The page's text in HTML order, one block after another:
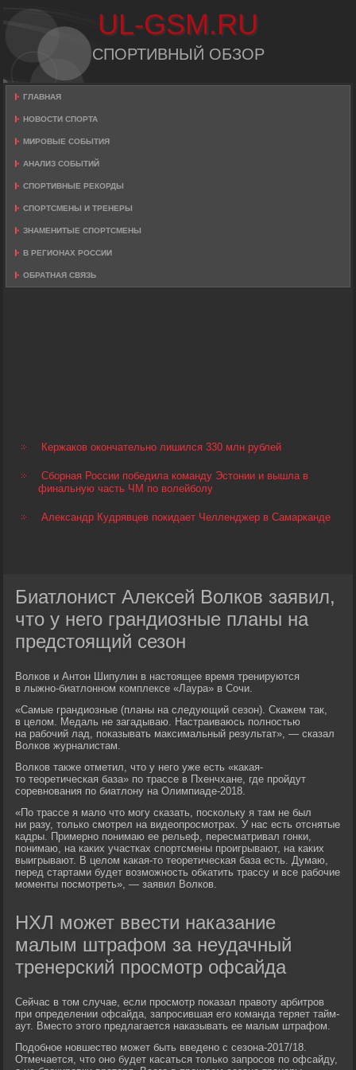
UL-GSM.RU
СПОРТИВНЫЙ ОБЗОР
ГЛАВНАЯ
НОВОСТИ СПОРТА
МИРОВЫЕ СОБЫТИЯ
АНАЛИЗ СОБЫТИЙ
СПОРТИВНЫЕ РЕКОРДЫ
СПОРТСМЕНЫ И ТРЕНЕРЫ
ЗНАМЕНИТЫЕ СПОРТСМЕНЫ
В РЕГИОНАХ РОССИИ
ОБРАТНАЯ СВЯЗЬ
Кержаков окончательно лишился 330 млн рублей
Сборная России победила команду Эстонии и вышла в
финальную часть ЧМ по волейболу
Александр Кудрявцев покидает Челленджер в Самарканде
Биатлонист Алексей Волков заявил,
что у него грандиозные планы на
предстоящий сезон
Волков и Антон Шипулин в настоящее время тренируются
в лыжно-биатлонном комплексе «Лаура» в Сочи.
«Самые грандиозные (планы на следующий сезон). Скажем так,
в целом. Медаль не загадываю. Настраиваюсь полностью
на рабочий лад, показывать максимальный результат», — сказал
Волков журналистам.
Волков также отметил, что у него уже есть «какая-
то теоретическая база» по трассе в Пхенчхане, где пройдут
соревнования по биатлону на Олимпиаде-2018.
«По трассе я мало что могу сказать, поскольку я там не был
ни разу, только смотрел на видеопросмотрах. У нас есть отснятые
кадры. Примерно понимаю ее рельеф, пересматривал гонки,
понимаю, на каких участках спортсмены проигрывают, на каких
выигрывают. В целом какая-то теоретическая база есть. Думаю,
перед стартами будет возможность обкатить трассу и все рабочие
моменты посмотреть», — заявил Волков.
НХЛ может ввести наказание
малым штрафом за неудачный
тренерский просмотр офсайда
Сейчас в том случае, если просмотр показал правоту арбитров
при определении офсайда, запросившая его команда теряет тайм-
аут. Вместо этого предлагается наказывать ее малым штрафом.
Подобное новшество может быть введено с сезона-2017/18.
Отмечается, что оно будет касаться только запросов по офсайду,